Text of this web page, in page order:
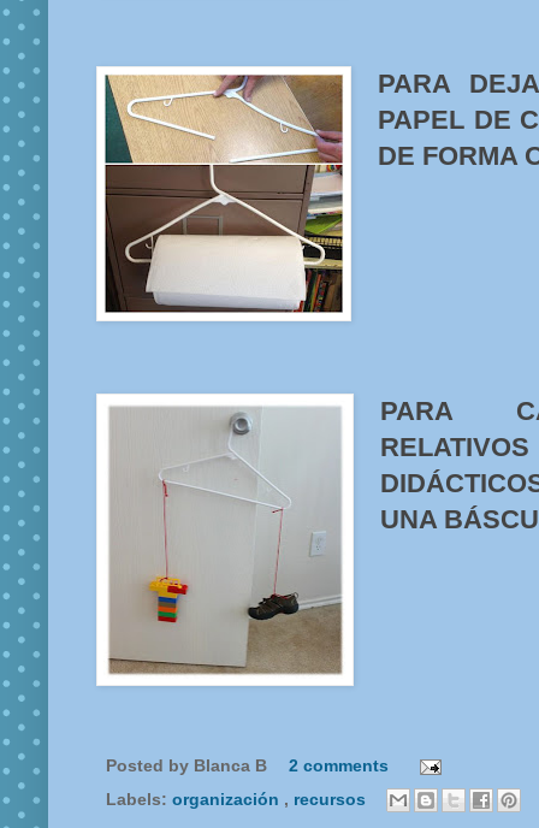
PARA
PAPEL DE
DE FORMA
PARA
UNA
Posted by Blanca B
2 comments
Labels: organización , recursos